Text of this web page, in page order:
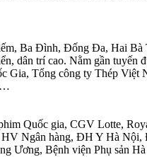
Ba Đình, Đống Đa, Hai
dân trí cao. Nằm gần
Tổng công ty Thép
Quốc gia, CGV Lotte,
Ngân hàng, ĐH Y Hà
Ương, Bệnh viện Phụ sản